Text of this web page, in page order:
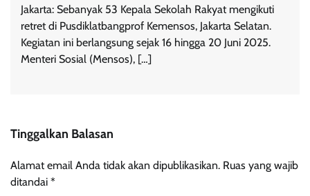
Jakarta: Sebanyak 53 Kepala Sekolah Rakyat mengikuti
retret di Pusdiklatbangprof Kemensos, Jakarta Selatan.
Kegiatan ini berlangsung sejak 16 hingga 20 Juni 2025.
Menteri Sosial (Mensos), […]
Tinggalkan Balasan
Alamat email Anda tidak akan dipublikasikan. Ruas yang wajib
ditandai *